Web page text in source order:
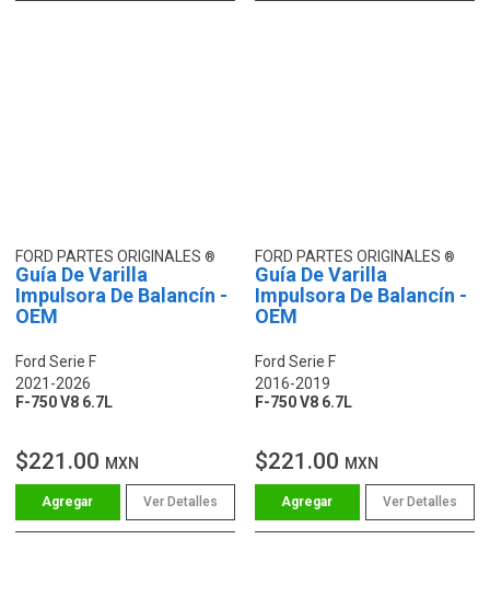
FORD PARTES ORIGINALES
Guía De Varilla
Impulsora De Balancín -
OEM
Ford Serie F
2021-2026
F-750 V8 6.7L
$221.00 MXN
Ver Detalles
FORD PARTES ORIGINALES
Guía De Varilla
Impulsora De Balancín -
OEM
Ford Serie F
2016-2019
F-750 V8 6.7L
$221.00 MXN
Ver Detalles